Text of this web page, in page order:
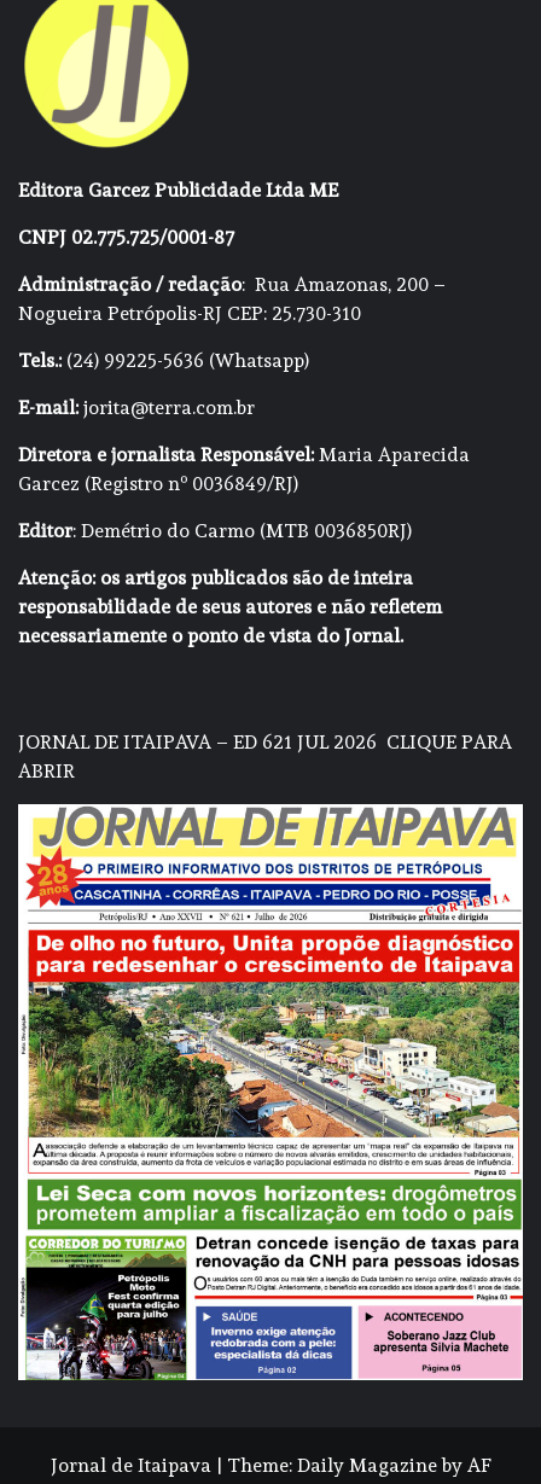
Editora Garcez Publicidade Ltda ME
CNPJ 02.775.725/0001-87
Administração / redação: Rua Amazonas, 200 –
Nogueira Petrópolis-RJ CEP: 25.730-310
Tels.:(24) 99225-5636 (Whatsapp)
E-mail:jorita@terra.com.br
Diretora e jornalista Responsável:Maria Aparecida
Garcez (Registro nº 0036849/RJ)
Editor: Demétrio do Carmo (MTB 0036850RJ)
Atenção: os artigos publicados são de inteira
responsabilidade de seus autores e não refletem
necessariamente o ponto de vista do Jornal.
JORNAL DE ITAIPAVA – ED 621 JUL 2026 CLIQUE PARA
ABRIR
Jornal de Itaipava | Theme: Daily Magazineby AF